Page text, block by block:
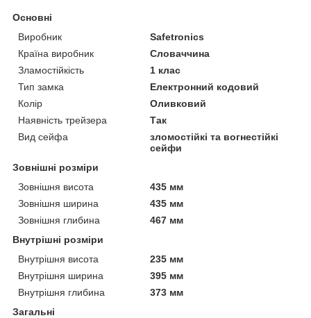
Основні
Виробник
Safetronics
Країна виробник
Словаччина
Зламостійкість
1 клас
Тип замка
Електронний кодовий
Колір
Оливковий
Наявність трейзера
Так
Вид сейфа
зломостійкі та вогнестійкі
сейфи
Зовнішні розміри
Зовнішня висота
435 мм
Зовнішня ширина
435 мм
Зовнішня глибина
467 мм
Внутрішні розміри
Внутрішня висота
235 мм
Внутрішня ширина
395 мм
Внутрішня глибина
373 мм
Загальні